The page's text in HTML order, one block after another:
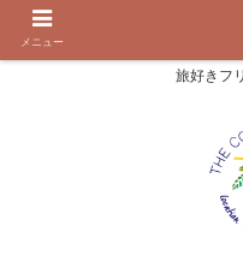
旅好きフ
メニュー